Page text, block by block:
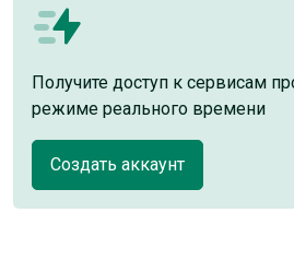
Получите доступ к сервисам
режиме реального времени
Создать аккаунт